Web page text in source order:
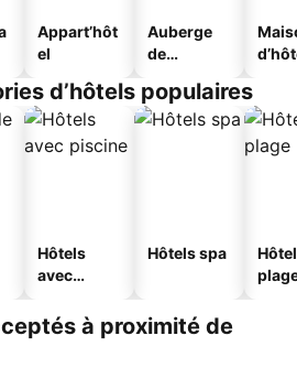
Appart’hôt
el
Auberge
de
d’hôtels populaires
Hôtels
avec
Hôtels spa
à proximité de